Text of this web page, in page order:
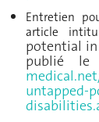
Entretien
article
potential
publié
untapped-